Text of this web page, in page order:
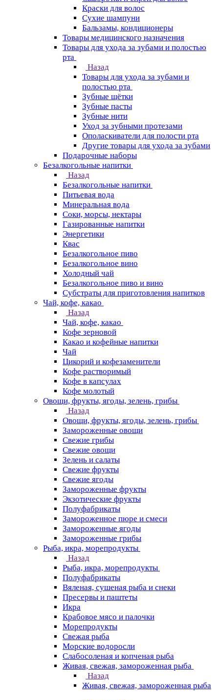
Краски для волос
Сухие шампуни
Бальзамы, кондиционеры
Товары медицинского назначения
Товары для ухода за зубами и полостью
рта
Назад
Товары для ухода за зубами и
полостью рта
Зубные щётки
Зубные пасты
Зубные нити
Уход за зубными протезами
Ополаскиватели для полости рта
Другие товары для ухода за зубами
Подарочные наборы
Безалкогольные напитки
Назад
Безалкогольные напитки
Питьевая вода
Минеральная вода
Соки, морсы, нектары
Газированные напитки
Энергетики
Квас
Безалкогольное пиво
Безалкогольное вино
Холодный чай
Безалкогольное пиво и вино
Субстраты для приготовления напитков
Чай, кофе, какао
Назад
Чай, кофе, какао
Кофе зерновой
Какао и кофейные напитки
Чай
Цикорий и кофезаменители
Кофе растворимый
Кофе в капсулах
Кофе молотый
Овощи, фрукты, ягоды, зелень, грибы
Назад
Овощи, фрукты, ягоды, зелень, грибы
Замороженные овощи
Свежие грибы
Свежие овощи
Зелень и салаты
Свежие фрукты
Свежие ягоды
Замороженные фрукты
Экзотические фрукты
Полуфабрикаты
Замороженное пюре и смеси
Замороженные ягоды
Замороженные грибы
Рыба, икра, морепродукты
Назад
Рыба, икра, морепродукты
Полуфабрикаты
Вяленая, сушеная рыба и снеки
Пресервы и паштеты
Икра
Крабовое мясо и палочки
Морепродукты
Свежая рыба
Морские водоросли
Слабосоленая и копченая рыба
Живая, свежая, замороженная рыба
Назад
Живая, свежая, замороженная рыба